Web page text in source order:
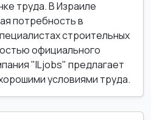
труда. В Израиле
потребность в
строительных
официального
"ILjobs" предлагает
условиями труда.